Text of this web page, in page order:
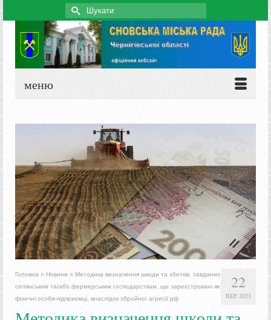
Search
for:
меню
22
ВЕР 2023
Головна » Новини » Методика визначення шкоди та збитків, завданих
селянським та/або фермерським господарствам, що зареєстровані як
фізичні особи-підприємці, внаслідок збройної агресії рф